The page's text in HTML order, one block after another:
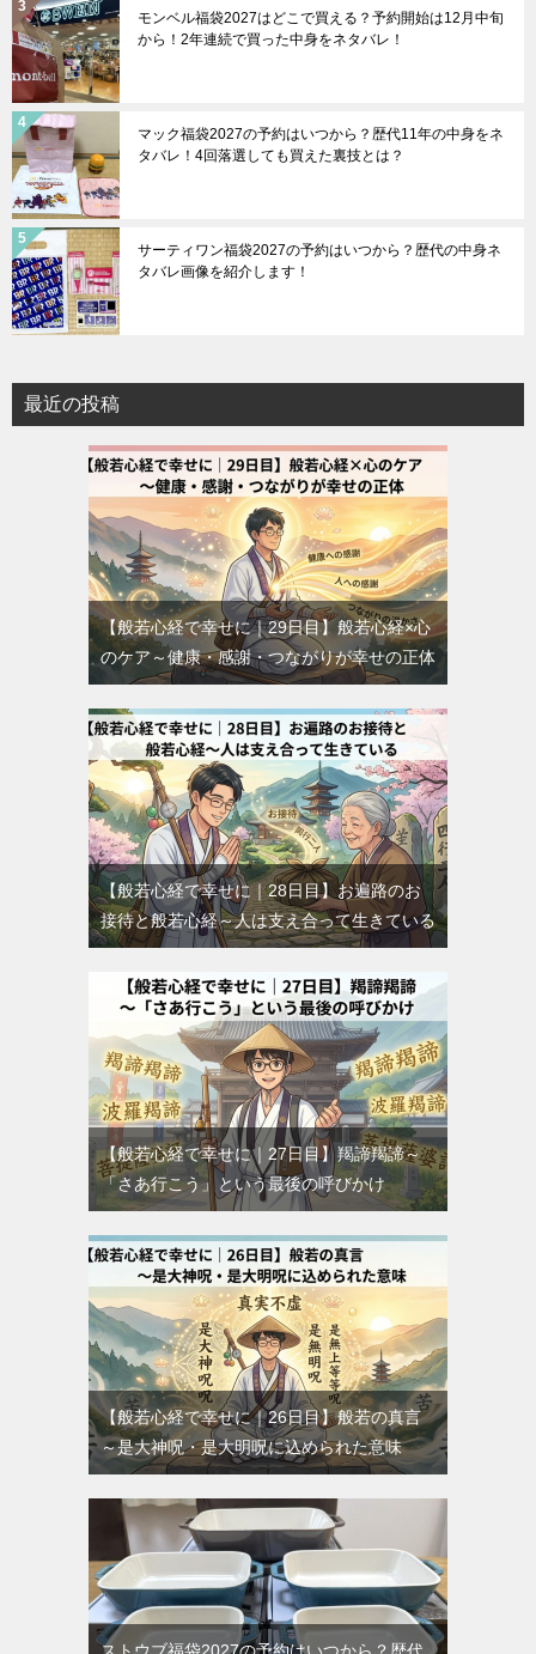
モンベル福袋2027はどこで買える？予約開始は12月中旬
から！2年連続で買った中身をネタバレ！
マック福袋2027の予約はいつから？歴代11年の中身をネ
タバレ！4回落選しても買えた裏技とは？
サーティワン福袋2027の予約はいつから？歴代の中身ネ
タバレ画像を紹介します！
最近の投稿
【般若心経で幸せに｜29日目】般若心経×心
のケア～健康・感謝・つながりが幸せの正体
【般若心経で幸せに｜28日目】お遍路のお
接待と般若心経～人は支え合って生きている
【般若心経で幸せに｜27日目】羯諦羯諦～
「さあ行こう」という最後の呼びかけ
【般若心経で幸せに｜26日目】般若の真言
～是大神呪・是大明呪に込められた意味